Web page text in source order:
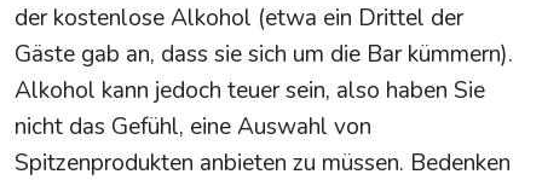
der kostenlose Alkohol (etwa ein Drittel der
Gäste gab an, dass sie sich um die Bar kümmern).
Alkohol kann jedoch teuer sein, also haben Sie
nicht das Gefühl, eine Auswahl von
Spitzenprodukten anbieten zu müssen. Bedenken